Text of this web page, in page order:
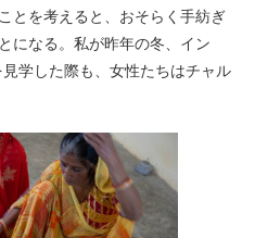
とを考えると、おそらく手紡ぎ
になる。私が昨年の冬、イン
学した際も、女性たちはチャル